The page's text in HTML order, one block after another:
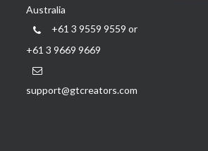
Australia
+61 3 9559 9559 or
+61 3 9669 9669
support@gtcreators.com